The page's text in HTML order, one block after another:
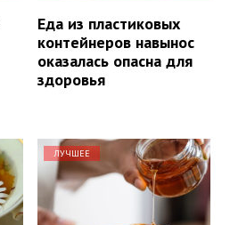
Еда из пластиковых
контейнеров навынос
оказалась опасна для
здоровья
ЛУЧШЕЕ